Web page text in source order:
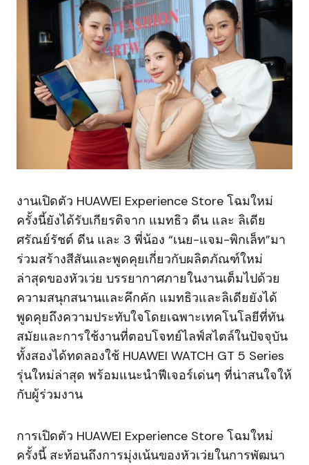
งานเปิดตัว HUAWEI Experience Store โฉมใหม่
ครั้งนี้ยังได้รับเกียรติจาก แมทธิว ดีน และ ลิเดีย
ศรัณย์รัชต์ ดีน และ 3 พี่น้อง “เนย-แจม-พิกเล็ท”มา
ร่วมสร้างสีสันและพูดคุยเกี่ยวกับผลิตภัณฑ์ใหม่
ล่าสุดของหัวเว่ย บรรยากาศภายในงานเต็มไปด้วย
ความสนุกสนานและคึกคัก แมทธิวและลิเดียยังได้
พูดคุยถึงความประทับใจโดยเฉพาะเทคโนโลยีที่ทัน
สมัยและการใช้งานที่ตอบโจทย์ไลฟ์สไตล์ในปัจจุบัน
ทั้งสองได้ทดลองใช้ HUAWEI WATCH GT 5 Series
รุ่นใหม่ล่าสุด พร้อมแนะนำฟีเจอร์เด่นๆ ที่น่าสนใจให้
กับผู้ร่วมงาน
การเปิดตัว HUAWEI Experience Store โฉมใหม่
ครั้งนี้ สะท้อนถึงการมุ่งเน้นของหัวเว่ยในการพัฒนา